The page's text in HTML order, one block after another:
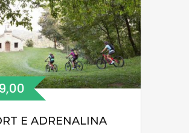
E ADRENALINA